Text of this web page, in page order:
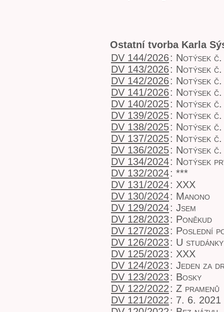
Ostatní tvorba Karla
DV 144/2026: Notýsek
DV 143/2026: Notýsek
DV 142/2026: Notýsek
DV 141/2026: Notýsek
DV 140/2025: Notýsek
DV 139/2025: Notýsek
DV 138/2025: Notýsek
DV 137/2025: Notýsek
DV 136/2025: Notýsek
DV 134/2024: Notýsek
DV 132/2024: ***
DV 131/2024: XXX
DV 130/2024: Manono
DV 129/2024: Jsem
DV 128/2023: Poněkud
DV 127/2023: Poslední
DV 126/2023: U
DV 125/2023: XXX
DV 124/2023: Jeden za
DV 123/2023: Bosky
DV 122/2022: Z pramenů
DV 121/2022: 7. 6. 2021